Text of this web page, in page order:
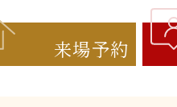
来場予約